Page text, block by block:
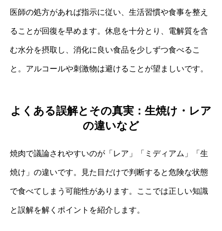
医師の処方があれば指示に従い、生活習慣や食事を整え
ることが回復を早めます。休息を十分とり、電解質を含
む水分を摂取し、消化に良い食品を少しずつ食べるこ
と。アルコールや刺激物は避けることが望ましいです。
よくある誤解とその真実：生焼け・レア
の違いなど
焼肉で議論されやすいのが「レア」「ミディアム」「生
焼け」の違いです。見た目だけで判断すると危険な状態
で食べてしまう可能性があります。ここでは正しい知識
と誤解を解くポイントを紹介します。